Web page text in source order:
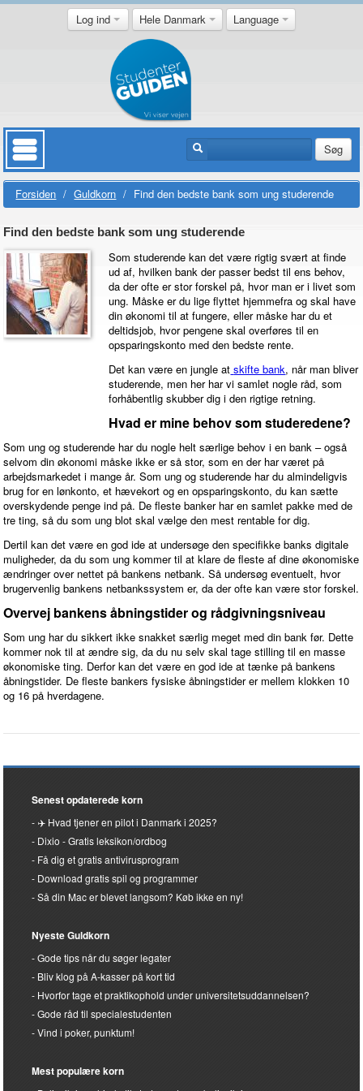
Log ind Hele Danmark Language
Søg
Forsiden / Guldkorn / Find den bedste bank som ung studerende
Find den bedste bank som ung studerende
Som studerende kan det være rigtig svært at finde
ud af, hvilken bank der passer bedst til ens behov,
da der ofte er stor forskel på, hvor man er i livet som
ung. Måske er du lige flyttet hjemmefra og skal have
din økonomi til at fungere, eller måske har du et
deltidsjob, hvor pengene skal overføres til en
opsparingskonto med den bedste rente.
Det kan være en jungle at skifte bank, når man bliver
studerende, men her har vi samlet nogle råd, som
forhåbentlig skubber dig i den rigtige retning.
Hvad er mine behov som studeredene?
Som ung og studerende har du nogle helt særlige behov i en bank – også
selvom din økonomi måske ikke er så stor, som en der har været på
arbejdsmarkedet i mange år. Som ung og studerende har du almindeligvis
brug for en lønkonto, et hævekort og en opsparingskonto, du kan sætte
overskydende penge ind på. De fleste banker har en samlet pakke med de
tre ting, så du som ung blot skal vælge den mest rentable for dig.
Dertil kan det være en god ide at undersøge den specifikke banks digitale
muligheder, da du som ung kommer til at klare de fleste af dine økonomiske
ændringer over nettet på bankens netbank. Så undersøg eventuelt, hvor
brugervenlig bankens netbankssystem er, da der ofte kan være stor forskel.
Overvej bankens åbningstider og rådgivningsniveau
Som ung har du sikkert ikke snakket særlig meget med din bank før. Dette
kommer nok til at ændre sig, da du nu selv skal tage stilling til en masse
økonomiske ting. Derfor kan det være en god ide at tænke på bankens
åbningstider. De fleste bankers fysiske åbningstider er mellem klokken 10
og 16 på hverdagene.
Senest opdaterede korn
✈️ Hvad tjener en pilot i Danmark i 2025?
Dixio - Gratis leksikon/ordbog
Få dig et gratis antivirusprogram
Download gratis spil og programmer
Så din Mac er blevet langsom? Køb ikke en ny!
Nyeste Guldkorn
Gode tips når du søger legater
Bliv klog på A-kasser på kort tid
Hvorfor tage et praktikophold under universitetsuddannelsen?
Gode råd til specialestudenten
Vind i poker, punktum!
Mest populære korn